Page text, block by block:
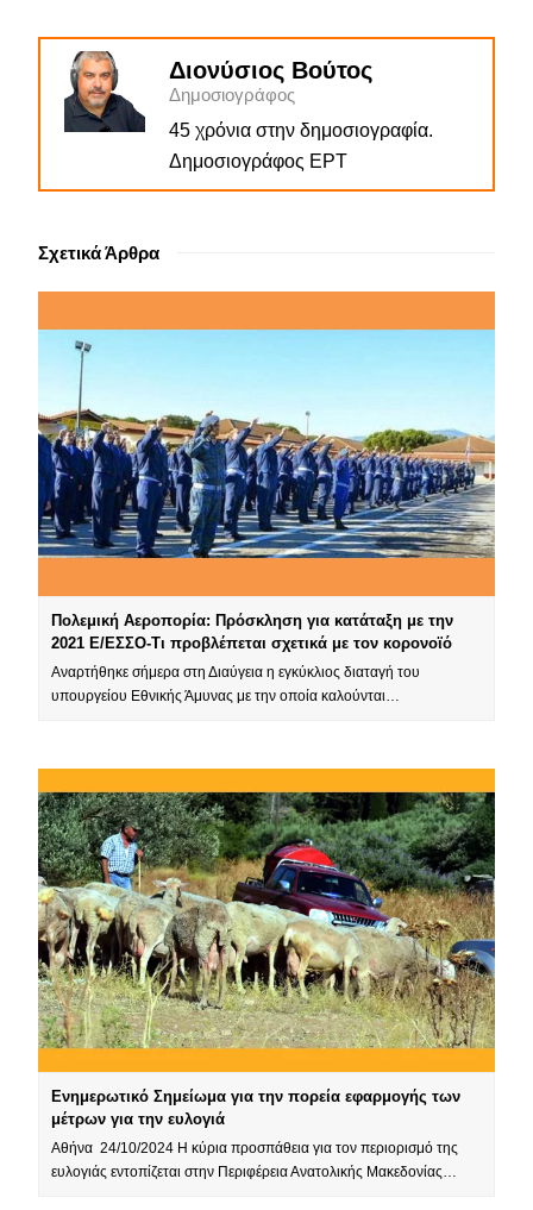
Διονύσιος Βούτος
Δημοσιογράφος
45 χρόνια στην δημοσιογραφία.
Δημοσιογράφος ΕΡΤ
Σχετικά Άρθρα
Πολεμική Αεροπορία: Πρόσκληση για κατάταξη με την
2021 Ε/ΕΣΣΟ-Τι προβλέπεται σχετικά με τον κορονοϊό
Αναρτήθηκε σήμερα στη Διαύγεια η εγκύκλιος διαταγή του
υπουργείου Εθνικής Άμυνας με την οποία καλούνται…
Ενημερωτικό Σημείωμα για την πορεία εφαρμογής των
μέτρων για την ευλογιά
Αθήνα 24/10/2024 Η κύρια προσπάθεια για τον περιορισμό της
ευλογιάς εντοπίζεται στην Περιφέρεια Ανατολικής Μακεδονίας…